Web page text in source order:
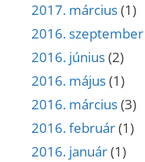
2017. március(1)
2016. szeptember
2016. június(2)
2016. május(1)
2016. március(3)
2016. február(1)
2016. január(1)